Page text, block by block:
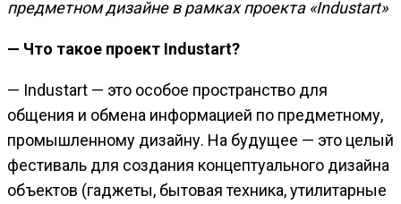
предметном дизайне в рамках проекта «Industart»
— Что такое проект Industart?
— Industart — это особое пространство для
общения и обмена информацией по предметному,
промышленному дизайну. На будущее — это целый
фестиваль для создания концептуального дизайна
объектов (гаджеты, бытовая техника, утилитарные